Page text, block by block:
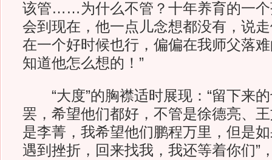
该管……为什么不管？十年养育的一个
会到现在，他一点儿念想都没有，说
在一个好时候也行，偏偏在我师父落
知道他怎么想的！”
“大度”的胸襟适时展现：“留下来的
罢，希望他们都好，不管是徐德亮、
是李菁，我希望他们鹏程万里，但是
遇到挫折，回来找我，我还等着你们”